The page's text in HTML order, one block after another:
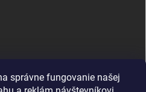
správne fungovanie našej